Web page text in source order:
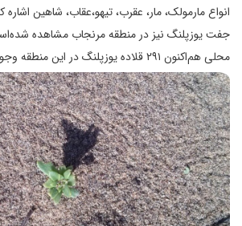
انواع مارمولک، مار، عقرب، تیهو،عقاب، شاهین
جفت یوزپلنگ نیز در منطقه مرنجاب مشاهده
محلی هم‌اکنون ۲۹۱ قلاده یوزپلنگ در این منطقه وجود دارد.